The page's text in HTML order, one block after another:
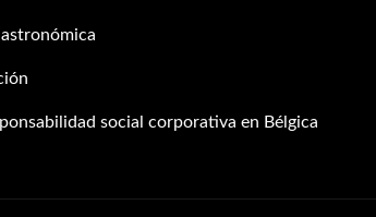
social corporativa en Bélgica